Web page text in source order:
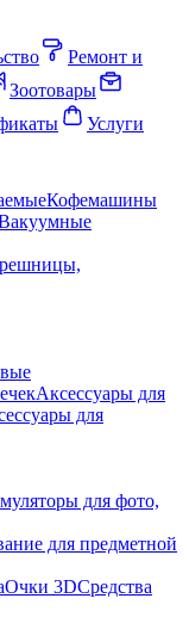
Ремонт и
Зоотовары
Услуги
Кофемашины
Аксессуары для
для
для фото,
для предметной
Очки 3DСредства